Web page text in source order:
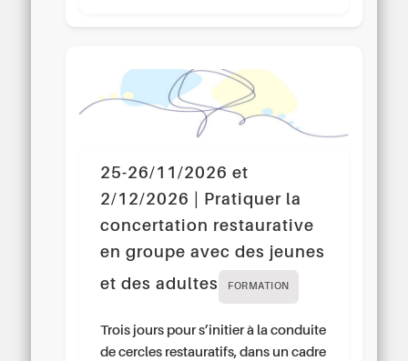
25-26/11/2026 et
2/12/2026 | Pratiquer la
concertation restaurative
en groupe avec des jeunes
et des adultes
FORMATION
Trois jours pour s’initier à la conduite
de cercles restauratifs, dans un cadre